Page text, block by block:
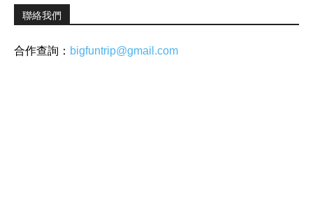
聯絡我們
合作查詢： bigfuntrip@gmail.com